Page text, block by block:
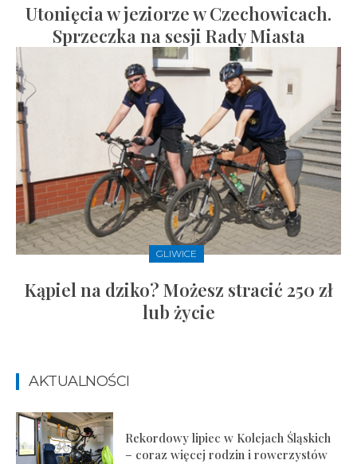
Utonięcia w jeziorze w Czechowicach.
Sprzeczka na sesji Rady Miasta
GLIWICE
Kąpiel na dziko? Możesz stracić 250 zł
lub życie
AKTUALNOŚCI
Rekordowy lipiec w Kolejach Śląskich
– coraz więcej rodzin i rowerzystów